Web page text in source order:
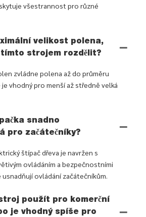
všestrannost pro různé
velikost polena,
strojem rozdělit?
zvládne polena až do průměru
vhodný pro menší až středně velká
snadno
pro začátečníky?
štípač dřeva je navržen s
ovládáním a bezpečnostními
ovládání začátečníkům.
použít pro komerční
je vhodný spíše pro